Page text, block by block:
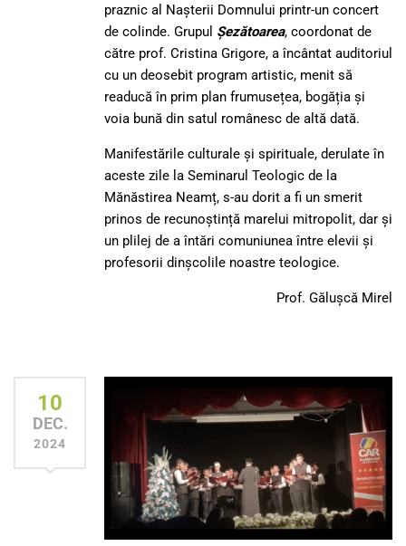
praznic al Nașterii Domnului printr-un concert
de colinde. Grupul Șezătoarea, coordonat de
către prof. Cristina Grigore, a încântat auditoriul
cu un deosebit program artistic, menit să
readucă în prim plan frumusețea, bogăția și
voia bună din satul românesc de altă dată.
Manifestările culturale și spirituale, derulate în
aceste zile la Seminarul Teologic de la
Mănăstirea Neamț, s-au dorit a fi un smerit
prinos de recunoștință marelui mitropolit, dar și
un plilej de a întări comuniunea între elevii și
profesorii dinșcolile noastre teologice.
​​​​​​​​​Prof. Gălușcă Mirel
10
DEC.
2024